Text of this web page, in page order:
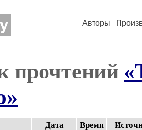
Авторы
прочтений
Дата Время